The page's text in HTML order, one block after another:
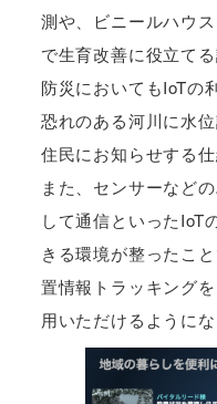
測や、ビニールハウ
で生育改善に役立て
防災においてもIoTの
恐れのある河川に水
住民にお知らせする
また、センサーなど
して通信といったIoT
きる環境が整ったこ
置情報トラッキング
用いただけるようにな